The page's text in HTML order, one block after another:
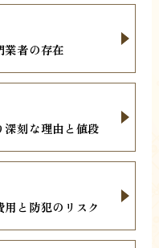
業者の存在
刻な理由と値段
と防犯のリスク